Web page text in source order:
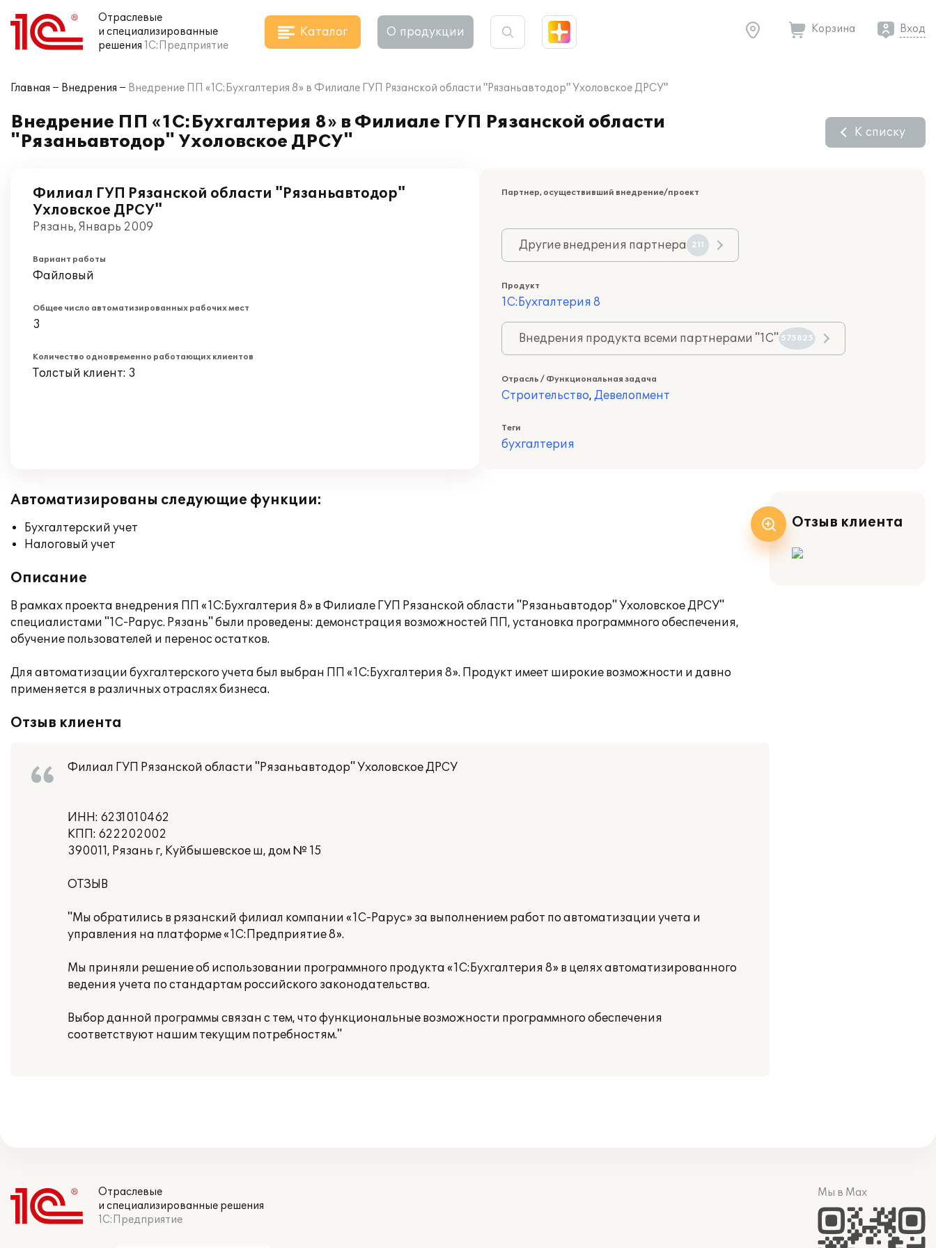
Отраслевые
и специализированные
решения 1С:Предприятие
Каталог О продукции Корзина Вход
Главная Внедрения Внедрение ПП «1С:Бухгалтерия 8» в Филиале ГУП Рязанской области "Рязаньавтодор" Ухоловское ДРСУ"
Внедрение ПП «1С:Бухгалтерия 8» в Филиале ГУП Рязанской области
"Рязаньавтодор" Ухоловское ДРСУ"
К списку
Филиал ГУП Рязанской области "Рязаньавтодор"
Ухловское ДРСУ"
Рязань, Январь 2009
Вариант работы
Файловый
Общее число автоматизированных рабочих мест
3
Количество одновременно работающих клиентов
Толстый клиент: 3
Партнер, осуществивший внедрение/проект
Другие внедрения партнера 211
Продукт
1С:Бухгалтерия 8
Внедрения продукта всеми партнерами "1С" 575825
Отрасль / Функциональная задача
Строительство, Девелопмент
Теги
бухгалтерия
Автоматизированы следующие функции:
Бухгалтерский учет
Налоговый учет
Описание
В рамках проекта внедрения ПП «1С:Бухгалтерия 8» в Филиале ГУП Рязанской области "Рязаньавтодор" Ухоловское ДРСУ"
специалистами "1С-Рарус. Рязань" были проведены: демонстрация возможностей ПП, установка программного обеспечения,
обучение пользователей и перенос остатков.
Для автоматизации бухгалтерского учета был выбран ПП «1С:Бухгалтерия 8». Продукт имеет широкие возможности и давно
применяется в различных отраслях бизнеса.
Отзыв клиента
Филиал ГУП Рязанской области "Рязаньавтодор" Ухоловское ДРСУ
ИНН: 6231010462
КПП: 622202002
390011, Рязань г, Куйбышевское ш, дом № 15
ОТЗЫВ
"Мы обратились в рязанский филиал компании «1С-Рарус» за выполнением работ по автоматизации учета и
управления на платформе «1С:Предприятие 8».
Мы приняли решение об использовании программного продукта «1С:Бухгалтерия 8» в целях автоматизированного
ведения учета по стандартам российского законодательства.
Выбор данной программы связан с тем, что функциональные возможности программного обеспечения
соответствуют нашим текущим потребностям."
Отзыв клиента
Отраслевые
и специализированные решения
1С:Предприятие
Мы в Max